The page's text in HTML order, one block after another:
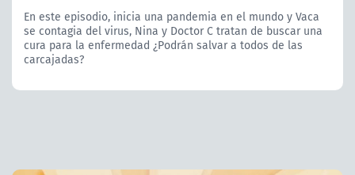
En este episodio, inicia una pandemia en el mundo y Vaca
se contagia del virus, Nina y Doctor C tratan de buscar una
cura para la enfermedad ¿Podrán salvar a todos de las
carcajadas?